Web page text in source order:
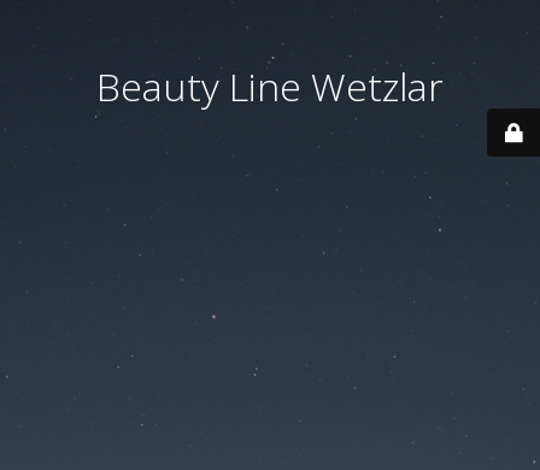
Beauty Line Wetzlar